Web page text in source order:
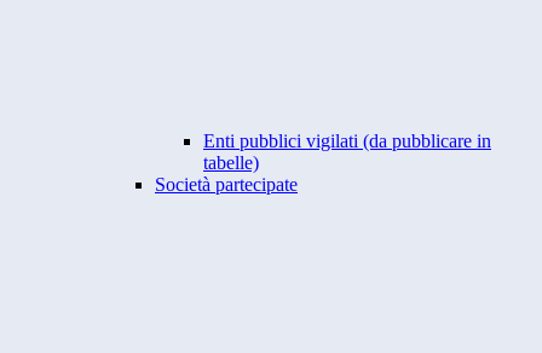
Enti pubblici vigilati (da pubblicare in
tabelle)
Società partecipate